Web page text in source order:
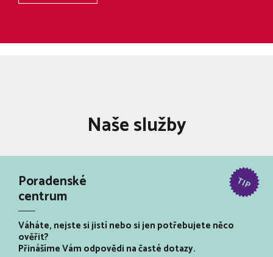
Naše služby
Poradenské
centrum
Váháte, nejste si jistí nebo si jen potřebujete něco
ověřit?
Přinášíme Vám odpovědi na časté dotazy.